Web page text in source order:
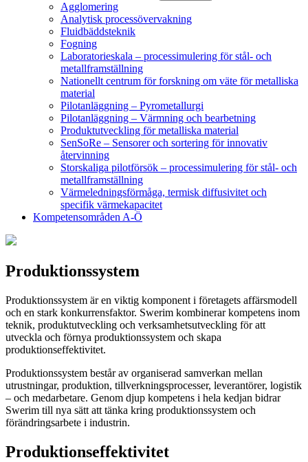
Agglomering
Analytisk processövervakning
Fluidbäddsteknik
Fogning
Laboratorieskala – processimulering för stål- och
metallframställning
Nationellt centrum för forskning om väte för metalliska
material
Pilotanläggning – Pyrometallurgi
Pilotanläggning – Värmning och bearbetning
Produktutveckling för metalliska material
SenSoRe – Sensorer och sortering för innovativ
återvinning
Storskaliga pilotförsök – processimulering för stål- och
metallframställning
Värmeledningsförmåga, termisk diffusivitet och
specifik värmekapacitet
Kompetensområden A-Ö
Produktionssystem
Produktionssystem är en viktig komponent i företagets affärsmodell
och en stark konkurrensfaktor. Swerim kombinerar kompetens inom
teknik, produktutveckling och verksamhetsutveckling för att
utveckla och förnya produktionssystem och skapa
produktionseffektivitet.
Produktionssystem består av organiserad samverkan mellan
utrustningar, produktion, tillverkningsprocesser, leverantörer, logistik
– och medarbetare. Genom djup kompetens i hela kedjan bidrar
Swerim till nya sätt att tänka kring produktionssystem och
förändringsarbete i industrin.
Produktionseffektivitet